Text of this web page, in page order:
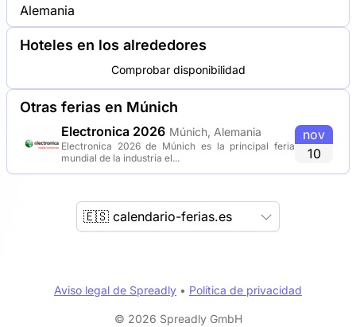
Alemania
Hoteles en los alrededores
Comprobar disponibilidad
Otras ferias en Múnich
Electronica 2026 Múnich, Alemania
Electronica 2026 de Múnich es la principal feria
mundial de la industria el...
nov
10
🇪🇸 calendario-ferias.es
Aviso legal de Spreadly • Política de privacidad
© 2026 Spreadly GmbH